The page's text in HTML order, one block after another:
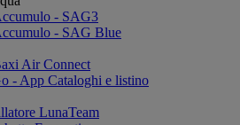
- SAG3
- SAG Blue
Air Connect
- App Cataloghi e listino
LunaTeam